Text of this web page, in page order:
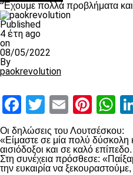
“Έχουμε πολλά προβλήματα και
Published
4 έτη ago
on
08/05/2022
By
paokrevolution
Facebook
Twitter
Email
Οι δηλώσεις του Λουτσέσκου:
«Είμαστε σε μία πολύ δύσκολη
αισιόδοξοι και σε καλό
Στη συνέχεια πρόσθεσε:
την ευκαιρία να